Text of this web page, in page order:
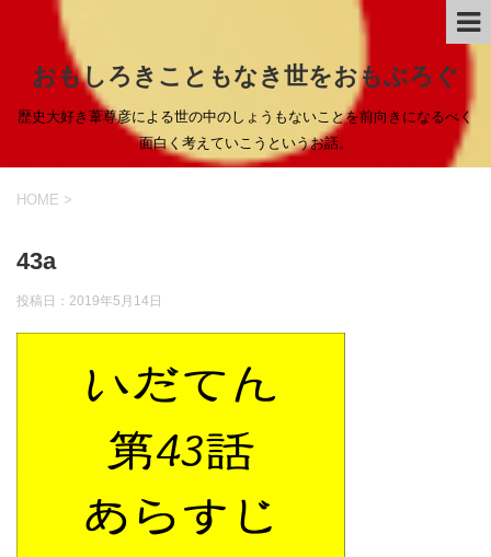
おもしろきこともなき世をおもぶろぐ
歴史大好き葦尊彦による世の中のしょうもないことを前向きになるべく
面白く考えていこうというお話。
HOME >
43a
投稿日： 2019年5月14日